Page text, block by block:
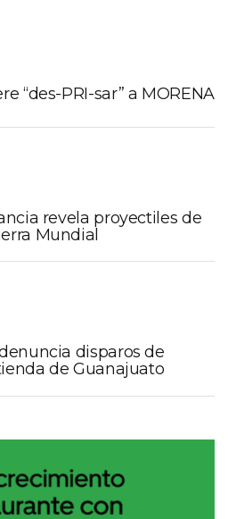
“des-PRI-sar” a MORENA
revela proyectiles de
Mundial
disparos de
de Guanajuato